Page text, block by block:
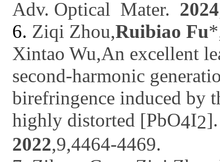
Adv. Optical Mater. 2024
6. Ziqi Zhou,Ruibiao Fu
Xintao Wu,An excellent
second-harmonic
birefringence induced by
highly distorted [PbO4I2
2022,9,4464-4469.